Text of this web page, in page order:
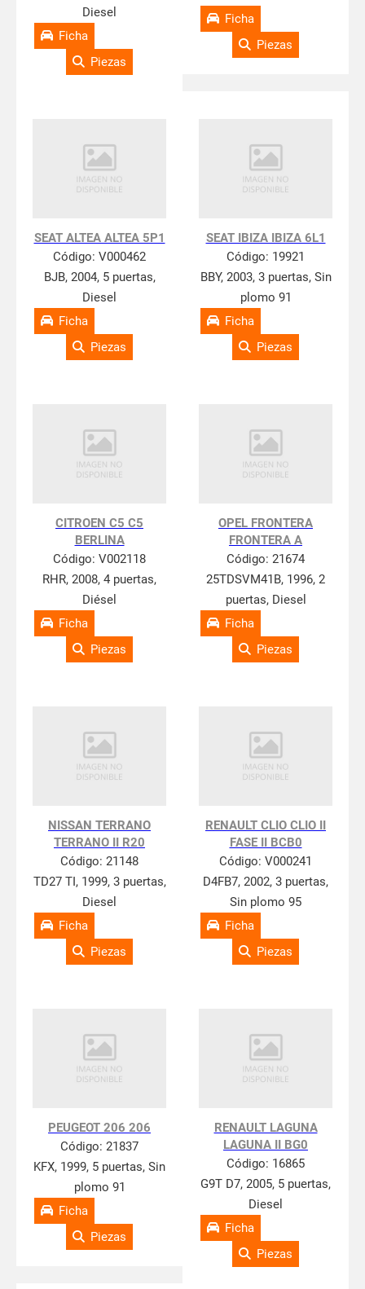
Diesel
Ficha
Piezas
Ficha
Piezas
SEAT ALTEA ALTEA 5P1
Código: V000462
BJB, 2004, 5 puertas,
Diesel
Ficha
Piezas
SEAT IBIZA IBIZA 6L1
Código: 19921
BBY, 2003, 3 puertas, Sin
plomo 91
Ficha
Piezas
CITROEN C5 C5
BERLINA
Código: V002118
RHR, 2008, 4 puertas,
Diésel
Ficha
Piezas
OPEL FRONTERA
FRONTERA A
Código: 21674
25TDSVM41B, 1996, 2
puertas, Diesel
Ficha
Piezas
NISSAN TERRANO
TERRANO II R20
Código: 21148
TD27 TI, 1999, 3 puertas,
Diesel
Ficha
Piezas
RENAULT CLIO CLIO II
FASE II BCB0
Código: V000241
D4FB7, 2002, 3 puertas,
Sin plomo 95
Ficha
Piezas
PEUGEOT 206 206
Código: 21837
KFX, 1999, 5 puertas, Sin
plomo 91
Ficha
Piezas
RENAULT LAGUNA
LAGUNA II BG0
Código: 16865
G9T D7, 2005, 5 puertas,
Diesel
Ficha
Piezas